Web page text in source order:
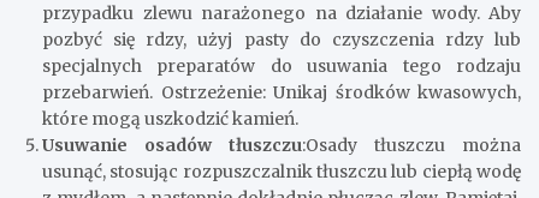
przypadku zlewu narażonego na działanie wody. Aby
pozbyć się rdzy, użyj pasty do czyszczenia rdzy lub
specjalnych preparatów do usuwania tego rodzaju
przebarwień. Ostrzeżenie: Unikaj środków kwasowych,
które mogą uszkodzić kamień.
Usuwanie osadów tłuszczu:Osady tłuszczu można
usunąć, stosując rozpuszczalnik tłuszczu lub ciepłą wodę